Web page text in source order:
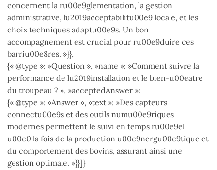
concernent la ru00e9glementation, la gestion
administrative, lu2019acceptabilitu00e9 locale, et les
choix techniques adaptu00e9s. Un bon
accompagnement est crucial pour ru00e9duire ces
barriu00e8res. »}},
{« @type »: »Question », »name »: »Comment suivre la
performance de lu2019installation et le bien-u00eatre
du troupeau ? », »acceptedAnswer »:
{« @type »: »Answer », »text »: »Des capteurs
connectu00e9s et des outils numu00e9riques
modernes permettent le suivi en temps ru00e9el
u00e0 la fois de la production u00e9nergu00e9tique et
du comportement des bovins, assurant ainsi une
gestion optimale. »}}]}